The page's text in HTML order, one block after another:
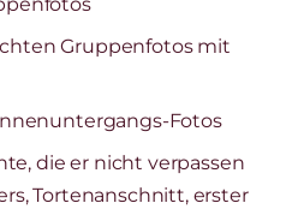
Gruppenfotos mit
Fotos
die er nicht verpassen
Tortenanschnitt, erster